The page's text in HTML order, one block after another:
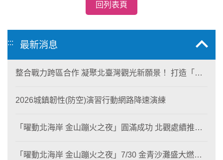
回列表頁
::: 最新消息
整合戰力跨區合作 凝聚北臺灣觀光新願景！ 打造「生
2026城鎮韌性(防空)演習行動網路降速演練
「曜動北海岸 金山蹦火之夜」圓滿成功 北觀處續推照
「曜動北海岸 金山蹦火之夜」7/30 金青沙灘盛大燃